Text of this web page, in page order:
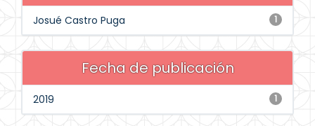
1
Josué Castro Puga
Fecha de publicación
1
2019